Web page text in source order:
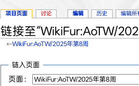
链接至“WikiFur:AoTW/
←WikiFur:AoTW/2025年第8周
链入页面
页面：
项目页面 讨论 编辑 历史 编辑所